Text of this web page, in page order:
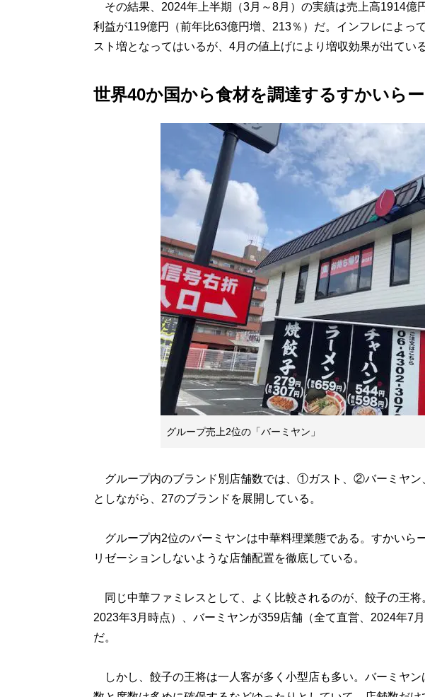
その結果、2024年上半期（3月～8月）の実績は売上高1914億
利益が119億円（前年比63億円増、213％）だ。インフレによっ
スト増となってはいるが、4月の値上げにより増収効果が出てい
世界40か国から食材を調達するすかいら
グループ売上2位の「バーミヤン」
グループ内のブランド別店舗数では、①ガスト、②バーミヤン
としながら、27のブランドを展開している。
グループ内2位のバーミヤンは中華料理業態である。すかいら
リゼーションしないような店舗配置を徹底している。
同じ中華ファミレスとして、よく比較されるのが、餃子の王将
2023年3月時点）、バーミヤンが359店舗（全て直営、2024年7
だ。
しかし、餃子の王将は一人客が多く小型店も多い。バーミヤ